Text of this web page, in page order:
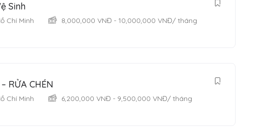
Sinh
Chí Minh 8,000,000 VNĐ - 10,000,000 VNĐ/ tháng
RỬA CHÉN
Chí Minh 6,200,000 VNĐ - 9,500,000 VNĐ/ tháng